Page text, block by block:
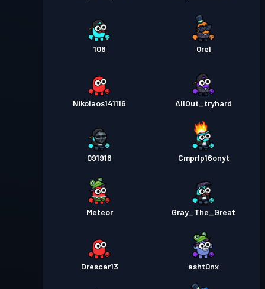
106 0rel
Nikolaos141116 AllOut_tryhard
091916 Cmprlp16onyt
Meteor Gray_The_Great
Drescar13 asht0nx